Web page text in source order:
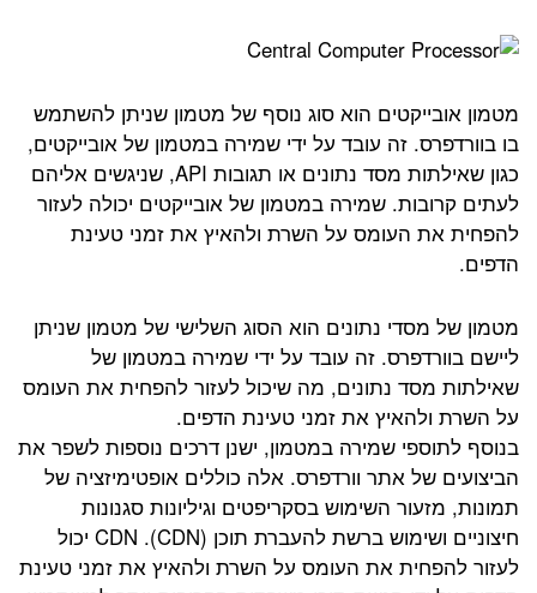
מטמון אובייקטים הוא סוג נוסף של מטמון שניתן להשתמש
בו בוורדפרס. זה עובד על ידי שמירה במטמון של אובייקטים,
כגון שאילתות מסד נתונים או תגובות API, שניגשים אליהם
לעתים קרובות. שמירה במטמון של אובייקטים יכולה לעזור
להפחית את העומס על השרת ולהאיץ את זמני טעינת
הדפים.
מטמון של מסדי נתונים הוא הסוג השלישי של מטמון שניתן
ליישם בוורדפרס. זה עובד על ידי שמירה במטמון של
שאילתות מסד נתונים, מה שיכול לעזור להפחית את העומס
על השרת ולהאיץ את זמני טעינת הדפים.
בנוסף לתוספי שמירה במטמון, ישנן דרכים נוספות לשפר את
הביצועים של אתר וורדפרס. אלה כוללים אופטימיזציה של
תמונות, מזעור השימוש בסקריפטים וגיליונות סגנונות
חיצוניים ושימוש ברשת להעברת תוכן (CDN). CDN יכול
לעזור להפחית את העומס על השרת ולהאיץ את זמני טעינת